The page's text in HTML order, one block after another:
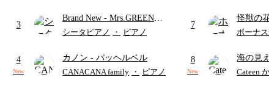
3
Brand New - Mrs.GREEN
APPLE
シータピアノ ・ ピアノ
4
New
カノン - パッヘルベル
CANACANA family ・ ピアノ
7
怪獣の
ードパー
ボーナス
8
New
海の見
Cateen か